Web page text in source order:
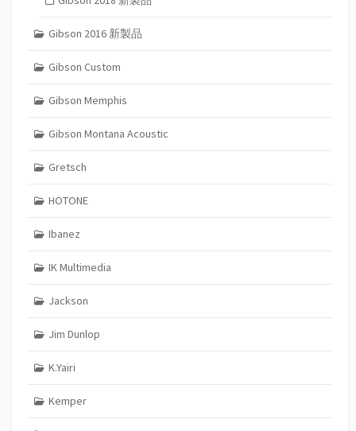
Gibson 2016 新製品
Gibson Custom
Gibson Memphis
Gibson Montana Acoustic
Gretsch
HOTONE
Ibanez
IK Multimedia
Jackson
Jim Dunlop
K.Yairi
Kemper